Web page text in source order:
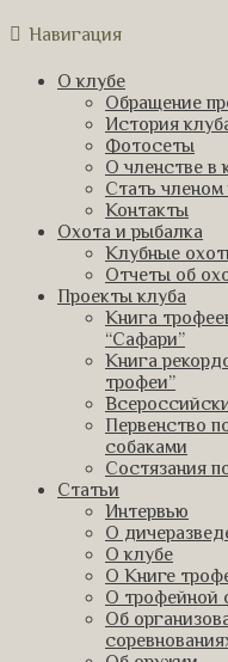
Навигация
О клубе
Обращение
История
Фотосеты
О членстве в
Стать членом
Контакты
Охота и рыбалка
Клубные
Отчеты об
Проекты клуба
Книга
“Сафари”
Книга
трофеи”
Первенство
собаками
Состязания
Статьи
Интервью
О
О клубе
О Книге
О трофейной
Об